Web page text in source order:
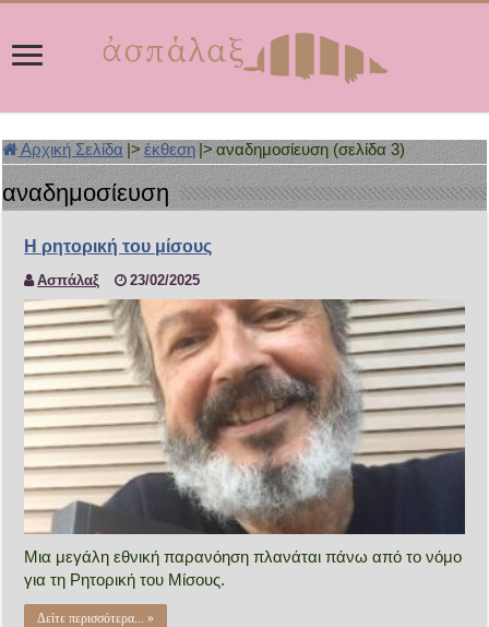
Αρχική Σελίδα |> έκθεση |> αναδημοσίευση (σελίδα 3)
αναδημοσίευση
Η ρητορική του μίσους
Ασπάλαξ 23/02/2025
Μια μεγάλη εθνική παρανόηση πλανάται πάνω από το νόμο
για τη Ρητορική του Μίσους.
Δείτε περισσότερα... »